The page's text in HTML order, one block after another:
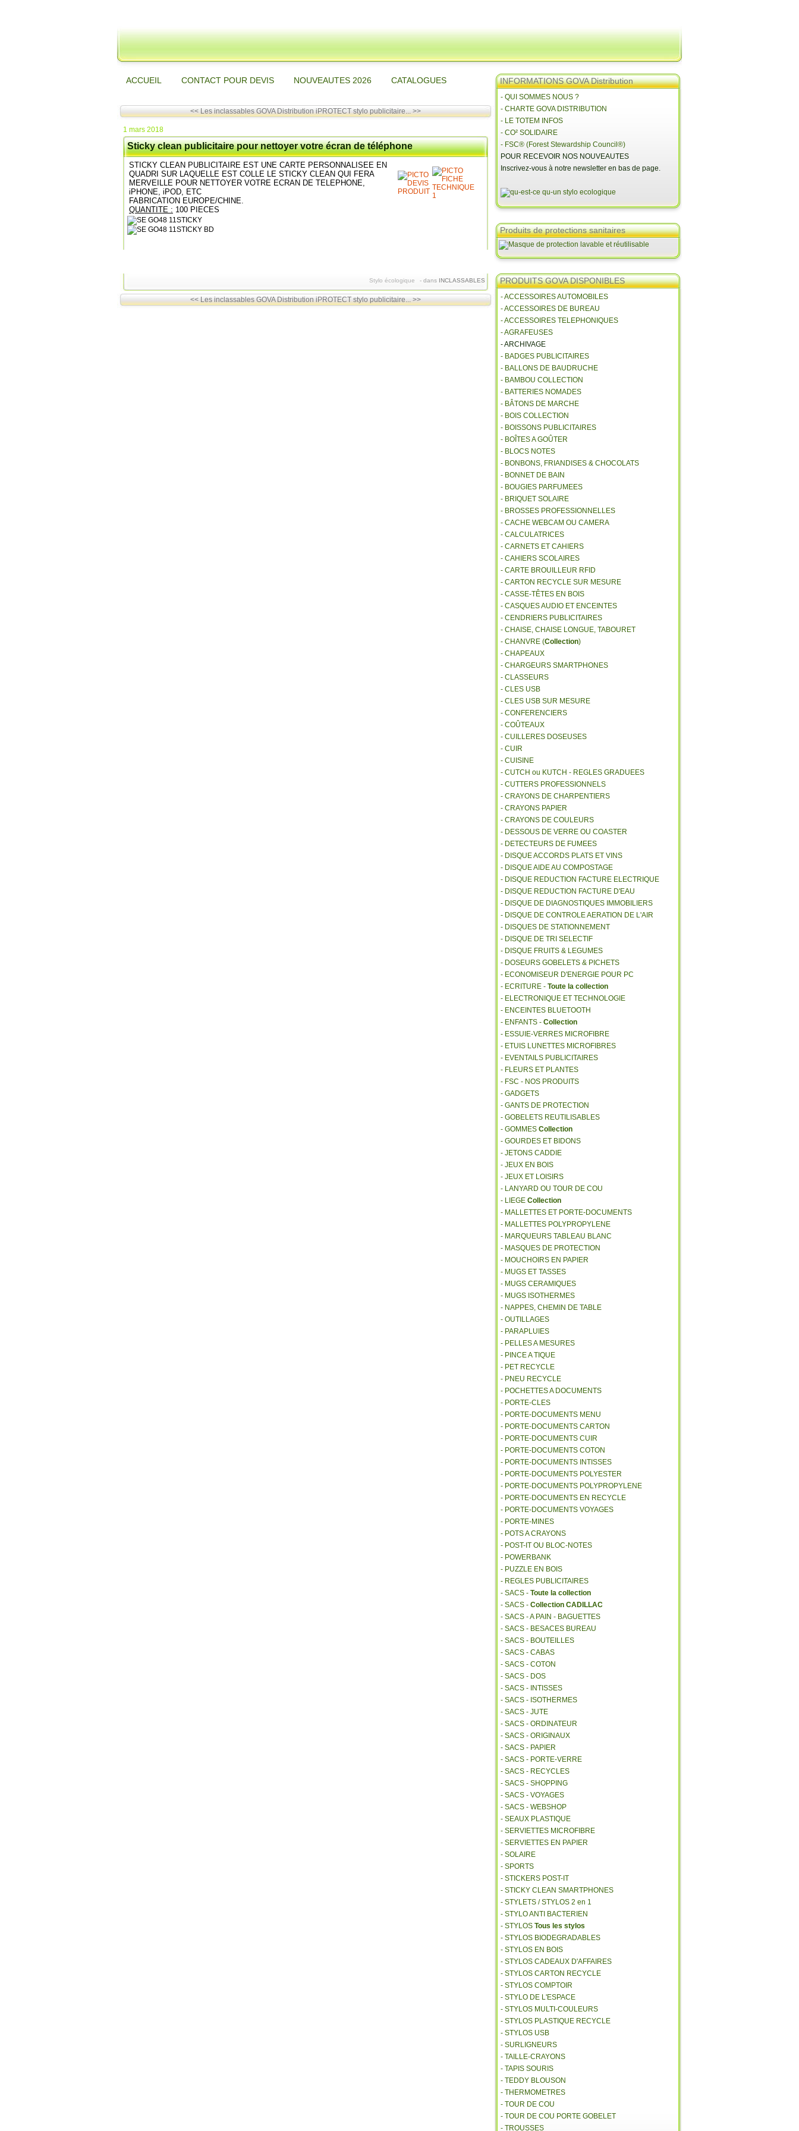
ACCUEIL CONTACT POUR DEVIS NOUVEAUTES 2026 CATALOGUES
<< Les inclassables GOVA Distribution iPROTECT stylo publicitaire... >>
1 mars 2018
Sticky clean publicitaire pour nettoyer votre écran de téléphone
STICKY CLEAN PUBLICITAIRE EST UNE CARTE PERSONNALISEE EN
QUADRI SUR LAQUELLE EST COLLE LE STICKY CLEAN QUI FERA
MERVEILLE POUR NETTOYER VOTRE ECRAN DE TELEPHONE,
iPHONE, iPOD, ETC
FABRICATION EUROPE/CHINE.
QUANTITE : 100 PIECES
Stylo écologique - dans INCLASSABLES
<< Les inclassables GOVA Distribution iPROTECT stylo publicitaire... >>
INFORMATIONS GOVA Distribution
- QUI SOMMES NOUS ?
- CHARTE GOVA DISTRIBUTION
- LE TOTEM INFOS
- CO² SOLIDAIRE
- FSC® (Forest Stewardship Council®)
POUR RECEVOIR NOS NOUVEAUTES
Inscrivez-vous à notre newsletter en bas de page.
Produits de protections sanitaires
PRODUITS GOVA DISPONIBLES
- ACCESSOIRES AUTOMOBILES
- ACCESSOIRES DE BUREAU
- ACCESSOIRES TELEPHONIQUES
- AGRAFEUSES
- ARCHIVAGE
- BADGES PUBLICITAIRES
- BALLONS DE BAUDRUCHE
- BAMBOU COLLECTION
- BATTERIES NOMADES
- BÂTONS DE MARCHE
- BOIS COLLECTION
- BOISSONS PUBLICITAIRES
- BOÎTES A GOÛTER
- BLOCS NOTES
- BONBONS, FRIANDISES & CHOCOLATS
- BONNET DE BAIN
- BOUGIES PARFUMEES
- BRIQUET SOLAIRE
- BROSSES PROFESSIONNELLES
- CACHE WEBCAM OU CAMERA
- CALCULATRICES
- CARNETS ET CAHIERS
- CAHIERS SCOLAIRES
- CARTE BROUILLEUR RFID
- CARTON RECYCLE SUR MESURE
- CASSE-TÊTES EN BOIS
- CASQUES AUDIO ET ENCEINTES
- CENDRIERS PUBLICITAIRES
- CHAISE, CHAISE LONGUE, TABOURET
- CHANVRE (Collection)
- CHAPEAUX
- CHARGEURS SMARTPHONES
- CLASSEURS
- CLES USB
- CLES USB SUR MESURE
- CONFERENCIERS
- COÛTEAUX
- CUILLERES DOSEUSES
- CUIR
- CUISINE
- CUTCH ou KUTCH - REGLES GRADUEES
- CUTTERS PROFESSIONNELS
- CRAYONS DE CHARPENTIERS
- CRAYONS PAPIER
- CRAYONS DE COULEURS
- DESSOUS DE VERRE OU COASTER
- DETECTEURS DE FUMEES
- DISQUE ACCORDS PLATS ET VINS
- DISQUE AIDE AU COMPOSTAGE
- DISQUE REDUCTION FACTURE ELECTRIQUE
- DISQUE REDUCTION FACTURE D'EAU
- DISQUE DE DIAGNOSTIQUES IMMOBILIERS
- DISQUE DE CONTROLE AERATION DE L'AIR
- DISQUES DE STATIONNEMENT
- DISQUE DE TRI SELECTIF
- DISQUE FRUITS & LEGUMES
- DOSEURS GOBELETS & PICHETS
- ECONOMISEUR D'ENERGIE POUR PC
- ECRITURE - Toute la collection
- ELECTRONIQUE ET TECHNOLOGIE
- ENCEINTES BLUETOOTH
- ENFANTS - Collection
- ESSUIE-VERRES MICROFIBRE
- ETUIS LUNETTES MICROFIBRES
- EVENTAILS PUBLICITAIRES
- FLEURS ET PLANTES
- FSC - NOS PRODUITS
- GADGETS
- GANTS DE PROTECTION
- GOBELETS REUTILISABLES
- GOMMES Collection
- GOURDES ET BIDONS
- JETONS CADDIE
- JEUX EN BOIS
- JEUX ET LOISIRS
- LANYARD OU TOUR DE COU
- LIEGE Collection
- MALLETTES ET PORTE-DOCUMENTS
- MALLETTES POLYPROPYLENE
- MARQUEURS TABLEAU BLANC
- MASQUES DE PROTECTION
- MOUCHOIRS EN PAPIER
- MUGS ET TASSES
- MUGS CERAMIQUES
- MUGS ISOTHERMES
- NAPPES, CHEMIN DE TABLE
- OUTILLAGES
- PARAPLUIES
- PELLES A MESURES
- PINCE A TIQUE
- PET RECYCLE
- PNEU RECYCLE
- POCHETTES A DOCUMENTS
- PORTE-CLES
- PORTE-DOCUMENTS MENU
- PORTE-DOCUMENTS CARTON
- PORTE-DOCUMENTS CUIR
- PORTE-DOCUMENTS COTON
- PORTE-DOCUMENTS INTISSES
- PORTE-DOCUMENTS POLYESTER
- PORTE-DOCUMENTS POLYPROPYLENE
- PORTE-DOCUMENTS EN RECYCLE
- PORTE-DOCUMENTS VOYAGES
- PORTE-MINES
- POTS A CRAYONS
- POST-IT OU BLOC-NOTES
- POWERBANK
- PUZZLE EN BOIS
- REGLES PUBLICITAIRES
- SACS - Toute la collection
- SACS - Collection CADILLAC
- SACS - A PAIN - BAGUETTES
- SACS - BESACES BUREAU
- SACS - BOUTEILLES
- SACS - CABAS
- SACS - COTON
- SACS - DOS
- SACS - INTISSES
- SACS - ISOTHERMES
- SACS - JUTE
- SACS - ORDINATEUR
- SACS - ORIGINAUX
- SACS - PAPIER
- SACS - PORTE-VERRE
- SACS - RECYCLES
- SACS - SHOPPING
- SACS - VOYAGES
- SACS - WEBSHOP
- SEAUX PLASTIQUE
- SERVIETTES MICROFIBRE
- SERVIETTES EN PAPIER
- SOLAIRE
- SPORTS
- STICKERS POST-IT
- STICKY CLEAN SMARTPHONES
- STYLETS / STYLOS 2 en 1
- STYLO ANTI BACTERIEN
- STYLOS Tous les stylos
- STYLOS BIODEGRADABLES
- STYLOS EN BOIS
- STYLOS CADEAUX D'AFFAIRES
- STYLOS CARTON RECYCLE
- STYLOS COMPTOIR
- STYLO DE L'ESPACE
- STYLOS MULTI-COULEURS
- STYLOS PLASTIQUE RECYCLE
- STYLOS USB
- SURLIGNEURS
- TAILLE-CRAYONS
- TAPIS SOURIS
- TEDDY BLOUSON
- THERMOMETRES
- TOUR DE COU
- TOUR DE COU PORTE GOBELET
- TROUSSES